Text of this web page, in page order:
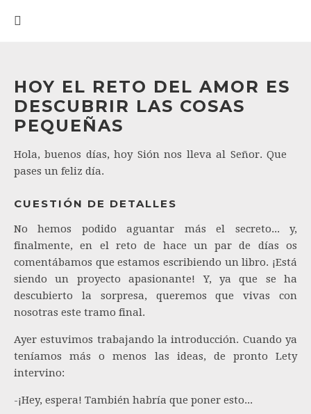
HOY EL RETO DEL AMOR ES
DESCUBRIR LAS COSAS
PEQUEÑAS
Hola, buenos días, hoy Sión nos lleva al Señor. Que
pases un feliz día.
CUESTIÓN DE DETALLES
No hemos podido aguantar más el secreto... y,
finalmente, en el reto de hace un par de días os
comentábamos que estamos escribiendo un libro. ¡Está
siendo un proyecto apasionante! Y, ya que se ha
descubierto la sorpresa, queremos que vivas con
nosotras este tramo final.
Ayer estuvimos trabajando la introducción. Cuando ya
teníamos más o menos las ideas, de pronto Lety
intervino:
-¡Hey, espera! También habría que poner esto...